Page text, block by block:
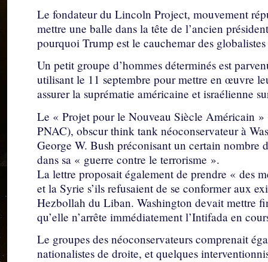
Le fondateur du Lincoln Project, mouvement
mettre une balle dans la tête de l’ancien
pourquoi Trump est le cauchemar des
Un petit groupe d’hommes déterminés est
utilisant le 11 septembre pour mettre en œuvre
assurer la suprématie américaine et israélienne
Le « Projet pour le Nouveau Siècle Américain
PNAC), obscur think tank néoconservateur à
George W. Bush préconisant un certain nombre
dans sa « guerre contre le terrorisme ».
La lettre proposait également de prendre « des
et la Syrie s’ils refusaient de se conformer aux
Hezbollah du Liban. Washington devait mettre
qu’elle n’arrête immédiatement l’Intifada en
Le groupes des néoconservateurs comprenait
nationalistes de droite, et quelques